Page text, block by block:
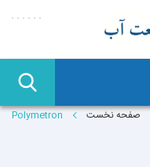
صفحه نخست Polymetron